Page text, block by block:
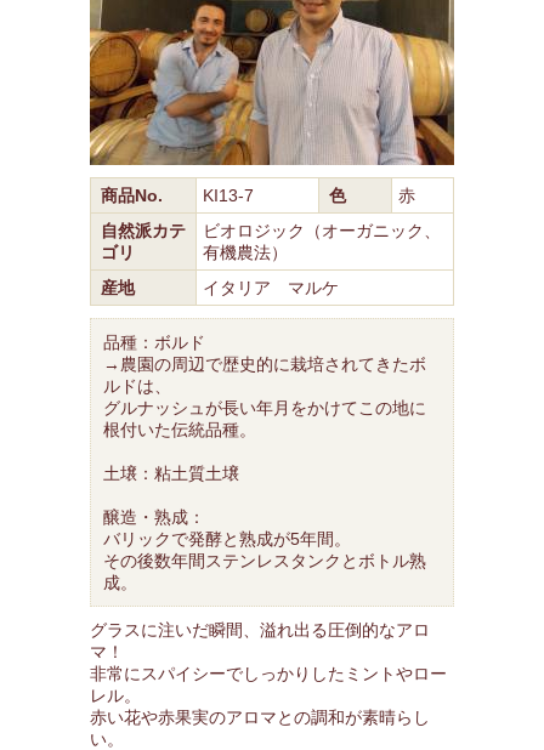
商品No. KI13-7 色
赤
自然派カテ
ゴリ
ビオロジック（オーガニック、
有機農法）
産地
イタリア マルケ
品種：ボルド
→農園の周辺で歴史的に栽培されてきたボ
ルドは、
グルナッシュが長い年月をかけてこの地に
根付いた伝統品種。
土壌：粘土質土壌
醸造・熟成：
バリックで発酵と熟成が5年間。
その後数年間ステンレスタンクとボトル熟
成。
グラスに注いだ瞬間、溢れ出る圧倒的なアロ
マ！
非常にスパイシーでしっかりしたミントやロー
レル。
赤い花や赤果実のアロマとの調和が素晴らし
い。